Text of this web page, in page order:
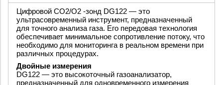
Цифровой CO2/O2 -зонд DG122 — это
ультрасовременный инструмент, предназначенный
для точного анализа газа. Его передовая технология
обеспечивает минимальное сопротивление потоку, что
необходимо для мониторинга в реальном времени при
различных процедурах.
Двойные измерения
DG122 — это высокоточный газоанализатор,
предназначенный для одновременного измерения